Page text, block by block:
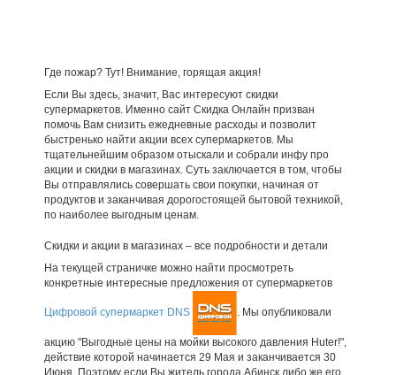
Где пожар? Тут! Внимание, горящая акция!
Если Вы здесь, значит, Вас интересуют скидки
супермаркетов. Именно сайт Скидка Онлайн призван
помочь Вам снизить ежедневные расходы и позволит
быстренько найти акции всех супермаркетов. Мы
тщательнейшим образом отыскали и собрали инфу про
акции и скидки в магазинах. Суть заключается в том, чтобы
Вы отправлялись совершать свои покупки, начиная от
продуктов и заканчивая дорогостоящей бытовой техникой,
по наиболее выгодным ценам.
Скидки и акции в магазинах – все подробности и детали
На текущей страничке можно найти просмотреть
конкретные интересные предложения от супермаркетов
Цифровой супермаркет DNS . Мы опубликовали
акцию "Выгодные цены на мойки высокого давления Huter!",
действие которой начинается 29 Мая и заканчивается 30
Июня. Поэтому если Вы житель города Абинск либо же его